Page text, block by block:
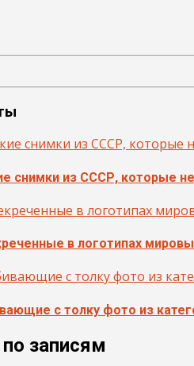
снимки из СССР, которые
в логотипах
с толку фото из
записям